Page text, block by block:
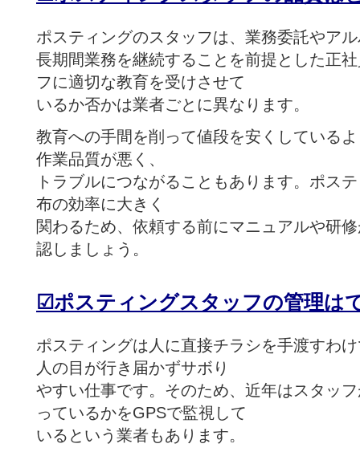
ポスティングのスタッフは、業務委託やア
長期間業務を継続することを前提とした正
フに適切な教育を受けさせて
いるか否かは業者ごとに異なります。
教育への手間を削って値段を安くしている
作業品質が悪く、
トラブルにつながることもあります。ポス
布の効率に大きく
関わるため、依頼する前にマニュアルや研
認しましょう。
☑ポスティングスタッフの管理は
ポスティングは人に直接チラシを手渡すわ
人の目が行き届かずサボり
やすい仕事です。そのため、近年はスタッ
っているかをGPSで監視して
いるという業者もあります。